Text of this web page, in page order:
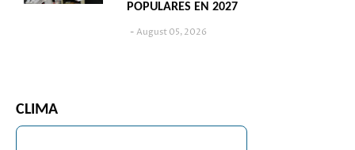
POPULARES EN 2027
August 05, 2026
CLIMA